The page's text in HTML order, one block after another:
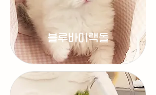
블루바이랙돌